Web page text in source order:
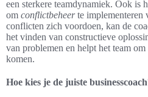
een sterkere teamdynamiek. Ook is
om conflictbeheerte implementeren
conflicten zich voordoen, kan de
het vinden van constructieve
van problemen en helpt het team
komen.
Hoe kies je de juiste